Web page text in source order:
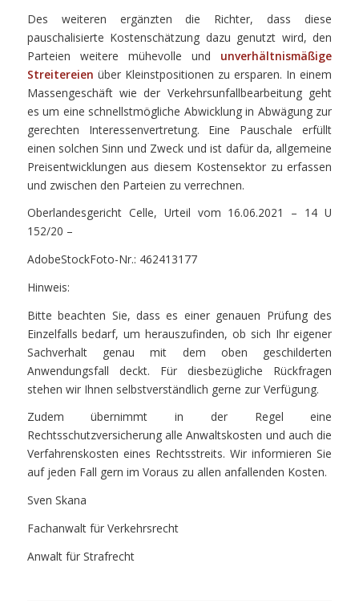
Des weiteren ergänzten die Richter, dass diese
pauschalisierte Kostenschätzung dazu genutzt wird, den
Parteien weitere mühevolle und unverhältnismäßige
Streitereien über Kleinstpositionen zu ersparen. In einem
Massengeschäft wie der Verkehrsunfallbearbeitung geht
es um eine schnellstmögliche Abwicklung in Abwägung zur
gerechten Interessenvertretung. Eine Pauschale erfüllt
einen solchen Sinn und Zweck und ist dafür da, allgemeine
Preisentwicklungen aus diesem Kostensektor zu erfassen
und zwischen den Parteien zu verrechnen.
Oberlandesgericht Celle, Urteil vom 16.06.2021 – 14 U
152/20 –
AdobeStockFoto-Nr.: 462413177
Hinweis:
Bitte beachten Sie, dass es einer genauen Prüfung des
Einzelfalls bedarf, um herauszufinden, ob sich Ihr eigener
Sachverhalt genau mit dem oben geschilderten
Anwendungsfall deckt. Für diesbezügliche Rückfragen
stehen wir Ihnen selbstverständlich gerne zur Verfügung.
Zudem übernimmt in der Regel eine
Rechtsschutzversicherung alle Anwaltskosten und auch die
Verfahrenskosten eines Rechtsstreits. Wir informieren Sie
auf jeden Fall gern im Voraus zu allen anfallenden Kosten.
Sven Skana
Fachanwalt für Verkehrsrecht
Anwalt für Strafrecht